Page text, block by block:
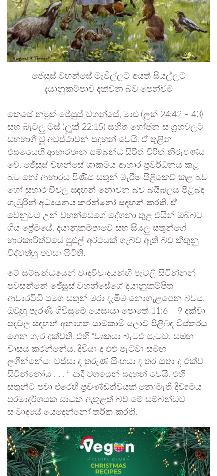
ජේසුස් වහන්සේ මැවිල්ලට අයත් සියල්ලට
දයානුකම්පාව දක්වන බව පෙන්වීම
කෙසේ නමුත් ජේසුස් වහන්සේ, මාළු (ලූක් 24:42 – 43)
සහ බැටලු මස් (ලූක් 22:15) සහිත භෝජන සංග්‍රහවලට
සහභාගී වූ අවස්ථාවන් සඳහන් වෙයි. ඒ තුළින්
එසමයෙහි ආහාරපාන සම්බන්ධ සිරිත් විරිත් නිරූපණය
වේ. ජේසුස් වහන්සේ ශාකමය ආහාර ප්‍රවර්ධනය කළ
බව හෝ ආහාරය පිණිස සතුන් මැරීම පිළිකෙව් කළ බව
හෝ සුභාරංචිවල සඳහන් නොවන බව බයිබලය පිළිබඳ
ගැඹුරින් අධ්‍යයනය කරන්නෝ සඳහන් කරති. ඒ
වෙනුවට උන් වහන්සේගේ දේශනා තුළ එයින් ඔබ්බට
ගිය ප්‍රේමයේ, දයානුකම්පාවේ සහ සියලු සතුන්ගේ
භාරකාරීත්වයේ පුළුල් අර්ථයක් ගැබ්ව ඇති බව කිතුනු
විද්වත්හු පවසා සිටිති.
මේ සම්බන්ධයෙන් වාදවිවාදයන්හි පැටලී සිටින්නන්
පවසන්නේ ජේසුස් වහන්සේගේ දයානුකම්පිත
ආචාරවිධි සමග සතුන් මරා දැමීම නොගැළපෙන බවය.
ඔවුහු පැරණි ගිවිසුමේ යෙසායා පොතේ 11:6 – 9 දක්වා
පදවල සඳහන් අනාගත සාමකාමී ලොව පිළිබඳ විස්තරය
ගෙන හැර දක්වති. එහි “වෘකයා බැටළු පැටවා සමඟ
වාසය කරන්නේය, දිවියා ද එළු පැටවා සමඟ
ලගින්නේය; වස්සා ද තරුණ සිංහයා ද තර සතා ද එක්ව
සිටින්නෝය . . . ” ආදී වශයෙන් සඳහන් වෙයි. එහි
සතුන්ට පවා එරෙහි ප්‍රචණ්ඩත්වයක් නොමැති දිව්‍යමය
පරමාදර්ශයක සාධක ඇතුළත් බව මේ සම්බන්ධව
සංවාදයේ යෙදෙන්නෝ තර්ක කරති.